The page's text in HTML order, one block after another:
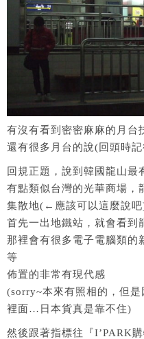
有沒有看到密密麻麻的月台
還有很多月台的說(回頭時記
回規正題，說到韓國龍山最
有點類似台灣的光華商場，
集散地(←應該可以這麼說吧
首先一出地鐵站，就會看到
那裡會有很多電子電腦類的
等
佈置的非常有現代感
(sorry~本來有照相的，但
裡面…日本貨真是靠不住)
然後跟著指標往『I’PARK